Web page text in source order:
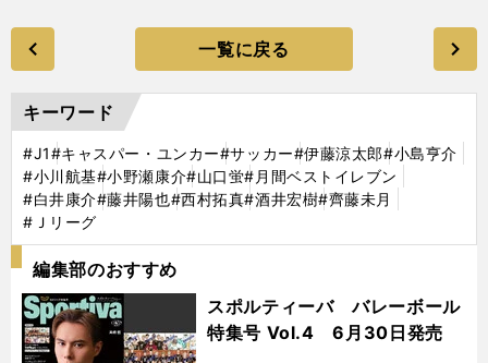
一覧に戻る
キーワード
#J1#キャスパー・ユンカー#サッカー#伊藤涼太郎#小島亨介
#小川航基#小野瀬康介#山口蛍#月間ベストイレブン
#白井康介#藤井陽也#西村拓真#酒井宏樹#齊藤未月
#Ｊリーグ
編集部のおすすめ
スポルティーバ バレーボール
特集号 Vol.4 6月30日発売